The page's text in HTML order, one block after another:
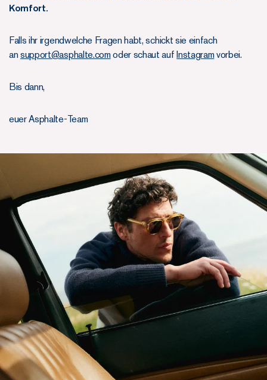
Komfort.
Falls ihr irgendwelche Fragen habt, schickt sie einfach
ansupport@asphalte.comoder schaut aufInstagramvorbei.
Bis dann,
euer Asphalte-Team